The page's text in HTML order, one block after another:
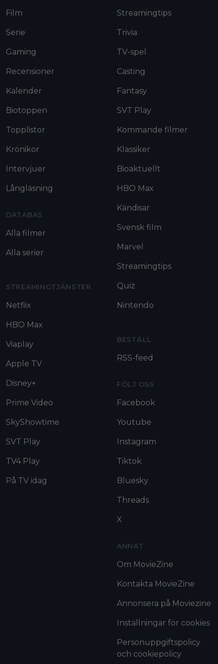
Film
Serie
Gaming
Recensioner
Kalender
Biotoppen
Topplistor
Krönikor
Intervjuer
Långläsning
DATABAS
Alla filmer
Alla serier
STREAMINGTJÄNSTER
Netflix
HBO Max
Viaplay
Apple TV
Disney+
Prime Video
SkyShowtime
SVT Play
TV4 Play
På TV idag
Streamingtips
Trivia
TV-spel
Casting
Fantasy
SVT Play
Kommande filmer
Klassiker
Bioaktuellt
HBO Max
Kändisar
Svensk film
Marvel
Streamingtips
Quiz
Nintendo
BESTÄLL
RSS-feed
FÖLJ OSS
Facebook
Youtube
Instagram
Tiktok
Bluesky
Threads
X
ANNAT
Om MovieZine
Kontakta MovieZine
Annonsera på Moviezine
Inställningar för cookies
Personuppgiftspolicy
och cookiepolicy